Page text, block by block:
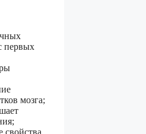
первых
мозга;
свойства